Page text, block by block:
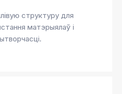
структуру для
матэрыялаў і